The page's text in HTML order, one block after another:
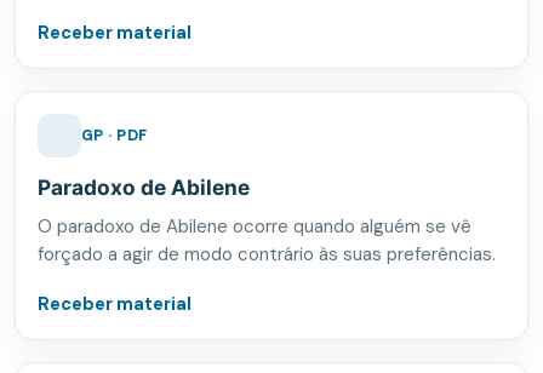
Receber material
GP · PDF
Paradoxo de Abilene
O paradoxo de Abilene ocorre quando alguém se vê
forçado a agir de modo contrário às suas preferências.
Receber material